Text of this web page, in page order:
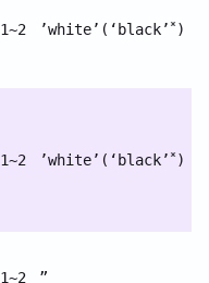
1~2 ’white’(‘black’ * )
1~2 ’white’(‘black’ * )
1~2 ”